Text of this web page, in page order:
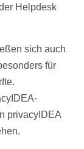
Helpdesk
sich auch
für
privacyIDEA